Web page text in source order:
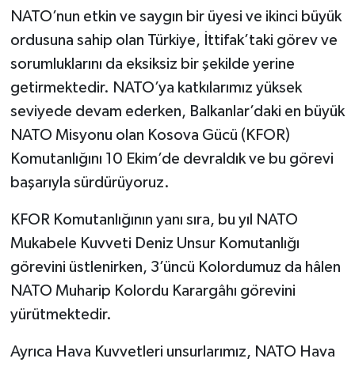
NATO’nun etkin ve saygın bir üyesi ve ikinci büyük
ordusuna sahip olan Türkiye, İttifak’taki görev ve
sorumluklarını da eksiksiz bir şekilde yerine
getirmektedir. NATO’ya katkılarımız yüksek
seviyede devam ederken, Balkanlar’daki en büyük
NATO Misyonu olan Kosova Gücü (KFOR)
Komutanlığını 10 Ekim’de devraldık ve bu görevi
başarıyla sürdürüyoruz.
KFOR Komutanlığının yanı sıra, bu yıl NATO
Mukabele Kuvveti Deniz Unsur Komutanlığı
görevini üstlenirken, 3’üncü Kolordumuz da hâlen
NATO Muharip Kolordu Karargâhı görevini
yürütmektedir.
Ayrıca Hava Kuvvetleri unsurlarımız, NATO Hava